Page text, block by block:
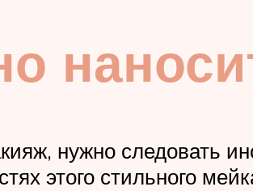
нужно следовать
этого стильного